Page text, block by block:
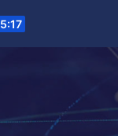
5:17